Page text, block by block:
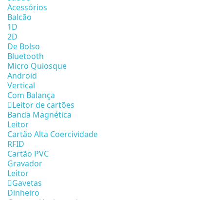
Acessórios
Balcão
1D
2D
De Bolso
Bluetooth
Micro Quiosque
Android
Vertical
Com Balança
Leitor de cartões
Banda Magnética
Leitor
Cartão Alta Coercividade
RFID
Cartão PVC
Gravador
Leitor
Gavetas
Dinheiro